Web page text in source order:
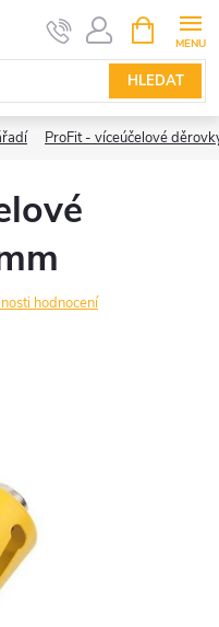
HLEDAT
NÁKUPNÍ
KOŠÍK
ProFit - víceúčelové
hodnocení